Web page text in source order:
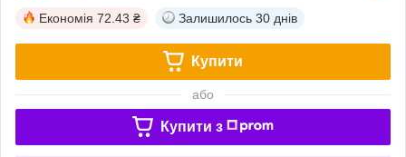
Економія 72.43 ₴ Залишилось 30 днів
Купити
або
Купити з